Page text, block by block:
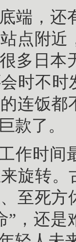
端，还
点附近
多日
时不时
连饭都
款了。
作时间
旋转
至死
”，还